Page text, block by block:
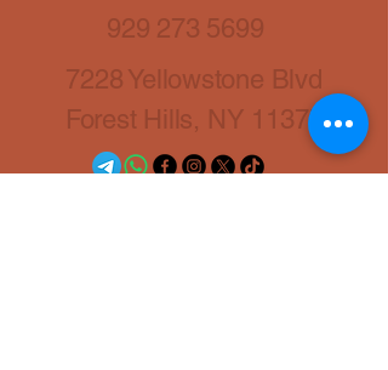
929 273 5699
7228 Yellowstone Blvd
Forest Hills, NY 11375